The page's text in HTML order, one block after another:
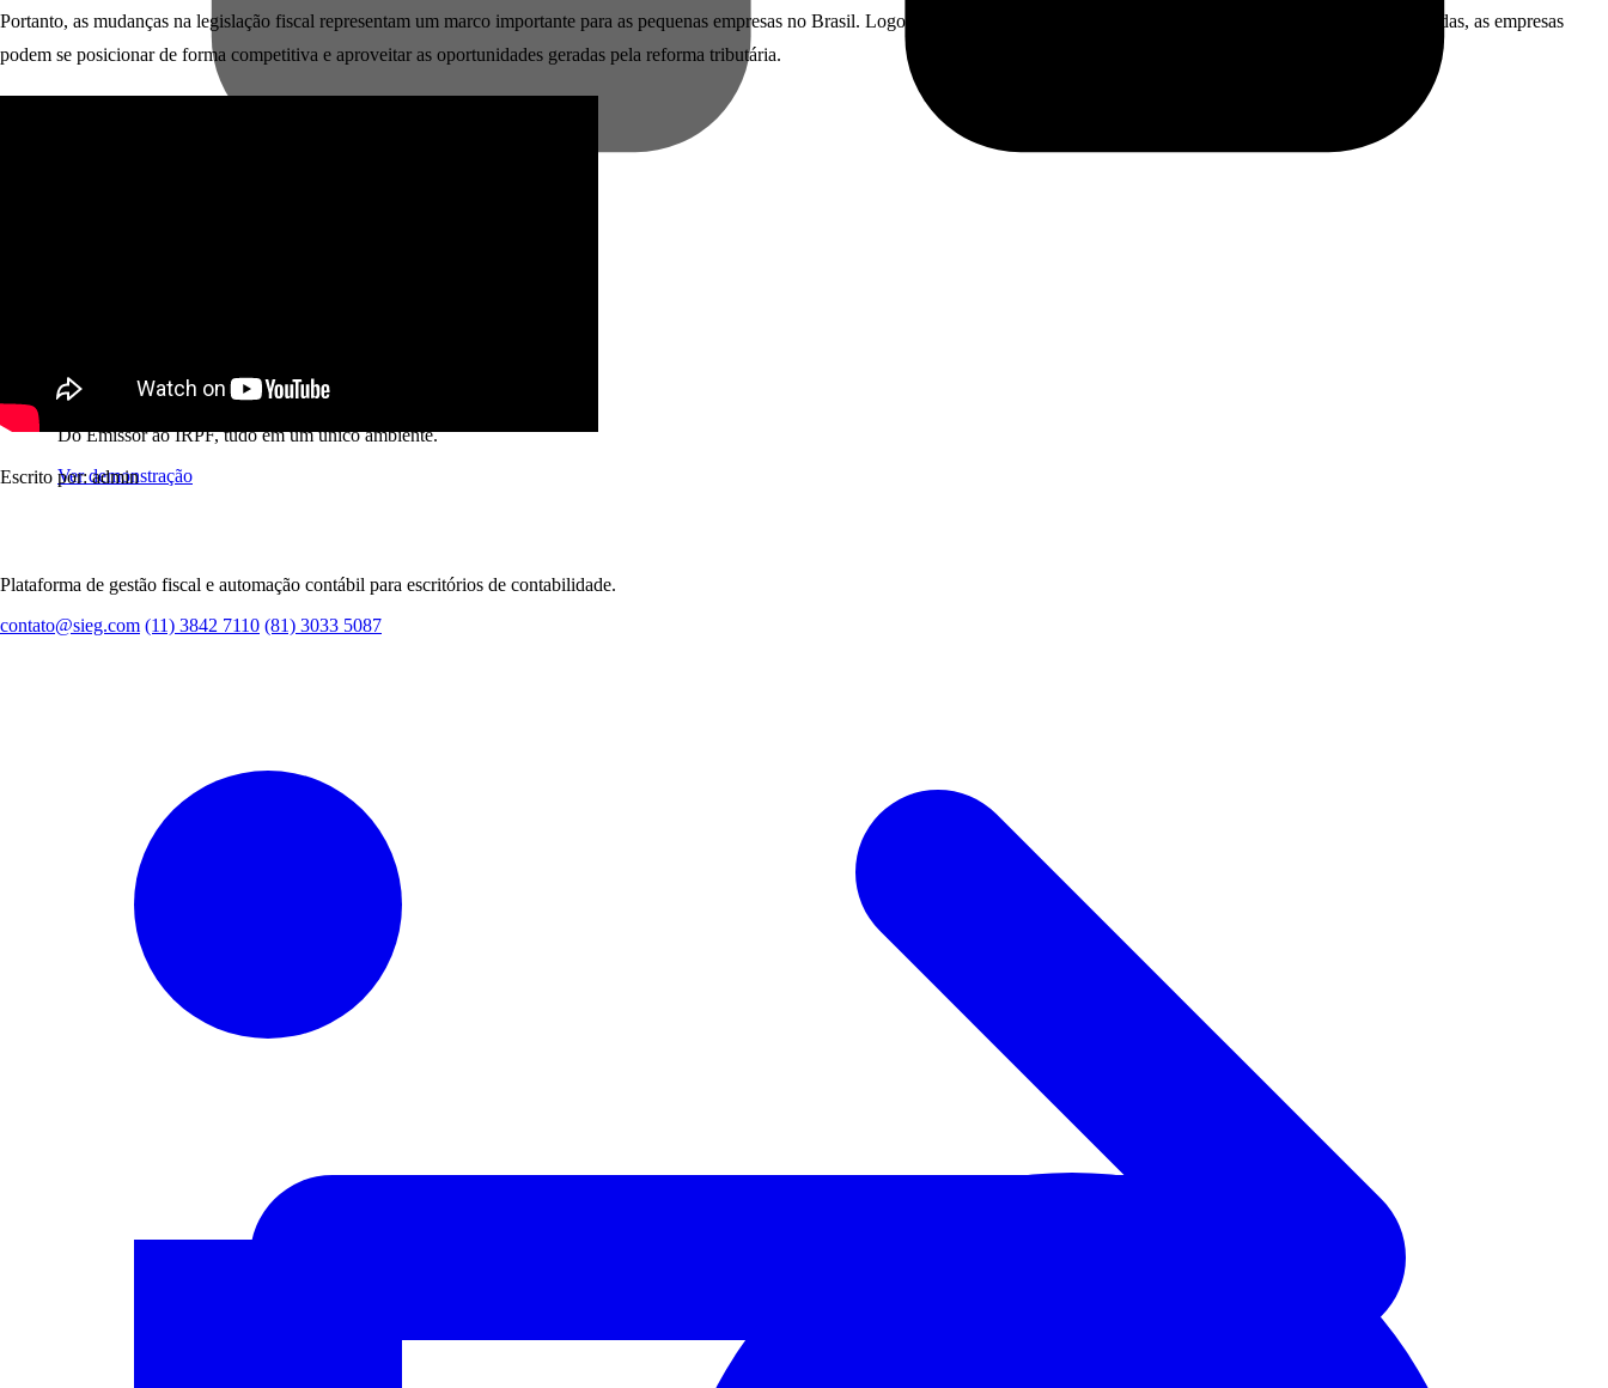
Gestão fiscal e contábil integrada
Do Emissor ao IRPF, tudo em um único ambiente.
Ver demonstração
Portanto, as mudanças na legislação fiscal representam um marco importante para as pequenas empresas no Brasil. Logo, ao entender os impactos dessas mudanças e adotar as medidas adequadas, as empresas
podem se posicionar de forma competitiva e aproveitar as oportunidades geradas pela reforma tributária.
Escrito por: admin
Plataforma de gestão fiscal e automação contábil para escritórios de contabilidade.
contato@sieg.com (11) 3842 7110 (81) 3033 5087